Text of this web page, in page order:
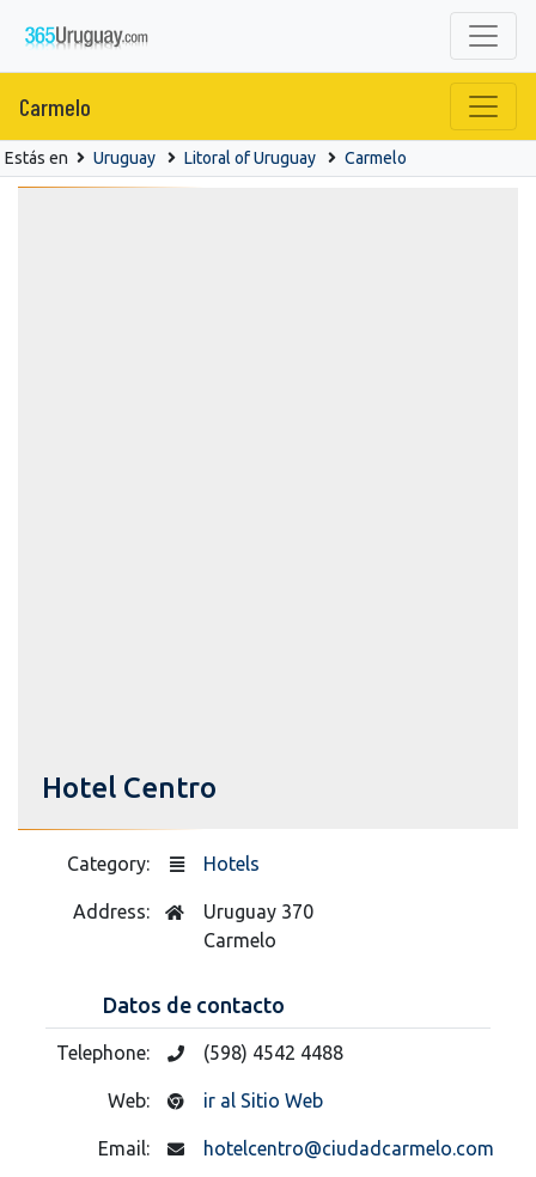
Carmelo
Estás en Uruguay Litoral of Uruguay Carmelo
Hotel Centro
Category: Hotels
Address:
Uruguay 370
Carmelo
Datos de contacto
Telephone: (598) 4542 4488
Web: ir al Sitio Web
Email: hotelcentro@ciudadcarmelo.com